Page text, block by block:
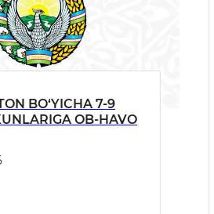
BO‘YICHA 7-9
OB-HAVO